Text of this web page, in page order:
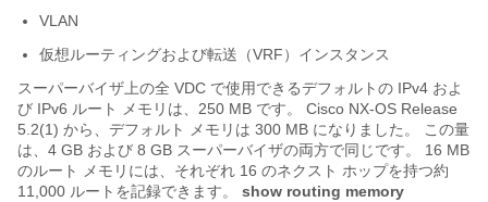
VLAN
仮想ルーティングおよび転送（VRF）インスタンス
スーパーバイザ上の全 VDC で使用できるデフォルトの IPv4 およ
び IPv6 ルート メモリは、250 MB です。 Cisco NX-OS Release
5.2(1) から、デフォルト メモリは 300 MB になりました。 この量
は、4 GB および 8 GB スーパーバイザの両方で同じです。 16 MB
のルート メモリには、それぞれ 16 のネクスト ホップを持つ約
11,000 ルートを記録できます。 show routing memory